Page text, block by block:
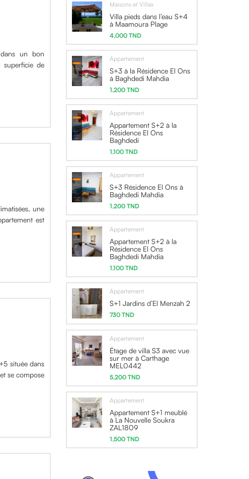
un bon
superficie de
une
est
située dans
se compose
Maisons et Villas
Villa pieds dans l’eau S+4
à Maamoura Plage
4,000 TND
Appartement
S+3 à la Résidence El Ons
à Baghdedi Mahdia
1,200 TND
Appartement
Appartement S+2 à la
Résidence El Ons
Baghdedi
1,100 TND
Appartement
S+3 Résidence El Ons à
Baghdedi Mahdia
1,200 TND
Appartement
Appartement S+2 à la
Résidence El Ons
Baghdedi Mahdia
1,100 TND
Appartement
S+1 Jardins d’El Menzah 2
730 TND
Appartement
Étage de villa S3 avec vue
sur mer à Carthage
MEL0442
5,200 TND
Appartement
Appartement S+1 meublé
à La Nouvelle Soukra
ZAL1809
1,500 TND